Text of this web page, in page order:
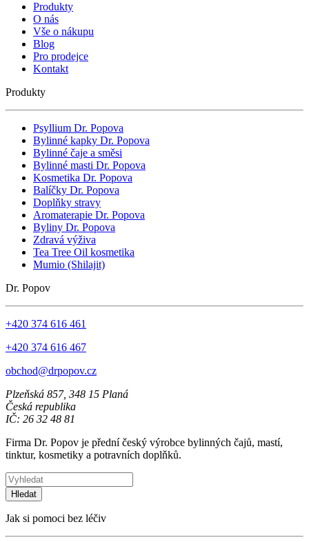
Produkty
O nás
Vše o nákupu
Blog
Pro prodejce
Kontakt
Produkty
Psyllium Dr. Popova
Bylinné kapky Dr. Popova
Bylinné čaje a směsi
Bylinné masti Dr. Popova
Kosmetika Dr. Popova
Balíčky Dr. Popova
Doplňky stravy
Aromaterapie Dr. Popova
Byliny Dr. Popova
Zdravá výživa
Tea Tree Oil kosmetika
Mumio (Shilajit)
Dr. Popov
+420 374 616 461
+420 374 616 467
obchod@drpopov.cz
Plzeňská 857, 348 15 Planá
Česká republika
IČ: 26 32 48 81
Firma Dr. Popov je přední český výrobce bylinných čajů, mastí,
tinktur, kosmetiky a potravních doplňků.
Hledat
Jak si pomoci bez léčiv